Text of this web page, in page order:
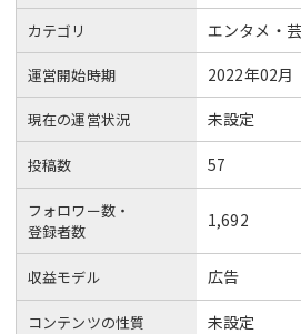
カテゴリ エンタメ・
運営開始時期 2022年02月
現在の運営状況 未設定
投稿数 57
フォロワー数・
登録者数
1,692
収益モデル 広告
コンテンツの性質 未設定